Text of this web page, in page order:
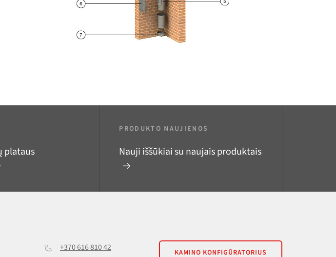
plataus
PRODUKTO NAUJIENOS
Nauji iššūkiai su naujais produktais
+370 616 810 42
KAMINO KONFIGŪRATORIUS